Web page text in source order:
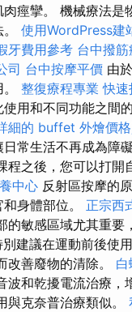
痙攣。 機械療法
使用WordPress建
牙費用參考 台中撥筋
司 台中按摩平價 由
整復療程專業 快速
用和不同功能之間
細的 buffet 外燴價
常生活不再成為障
程之後，您可以打
中心 反射區按摩的
身體部位。 正宗西
敏感區域尤其重要
別建議在運動前後使
改善廢物的清除。 白
波和乾擾電流治療
克奈普治療類似。